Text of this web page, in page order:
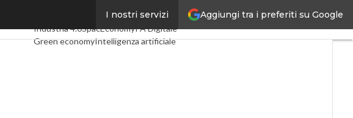
Aggiungi tra i preferiti su Google
I nostri servizi
Digital EconomyTelco
Industria 4.0SpacEconomyPA Digitale
Green economyIntelligenza artificiale